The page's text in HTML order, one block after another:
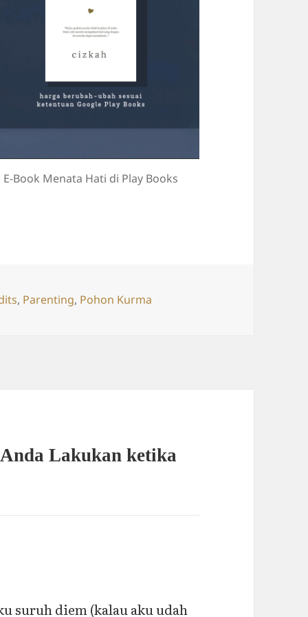
E-Book Menata Hati di Play Books
, Parenting, Pohon Kurma
Lakukan ketika
suruh diem (kalau aku udah